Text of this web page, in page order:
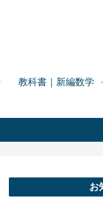
教科書｜新編数学
お